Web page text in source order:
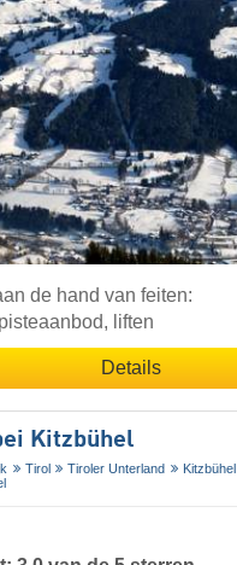
de hand van feiten:
liften
Details
Kitzbühel
Tirol Tiroler Unterland
Kitzbühel